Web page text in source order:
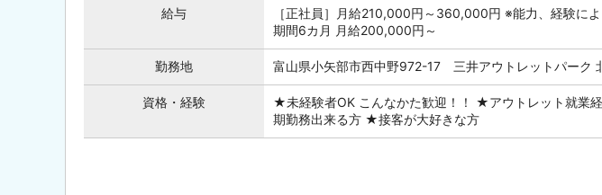
給与
［正社員］月給210,000円～360,000円 ※能力、経験に
期間6カ月 月給200,000円～
勤務地 富山県小矢部市西中野972-17 三井アウトレットパーク
資格・経験
★未経験者OK こんなかた歓迎！！ ★アウトレット就業
期勤務出来る方 ★接客が大好きな方